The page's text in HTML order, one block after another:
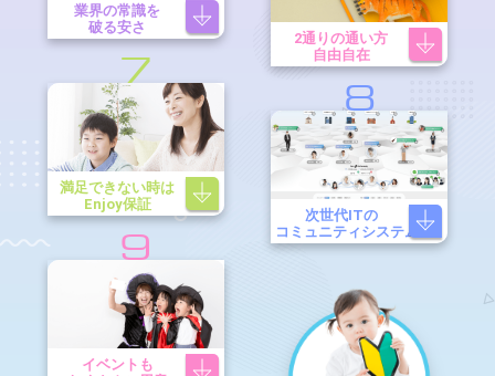
業界の常識を
破る安さ
2通りの通い方
自由自在
7
満足できない時は
Enjoy保証
8
次世代ITの
コミュニティシステム
9
イベントも